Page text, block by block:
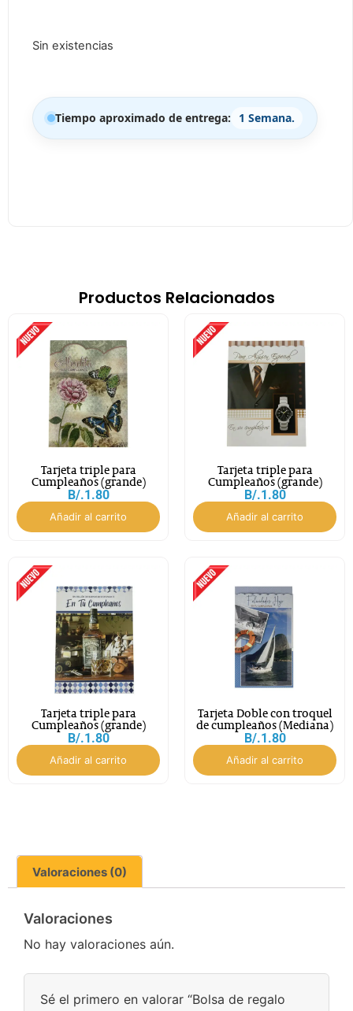
Sin existencias
Tiempo aproximado de entrega: 1 Semana.
Productos Relacionados
Tarjeta triple para
Cumpleaños (grande)
B/.1.80
Añadir al carrito
Tarjeta triple para
Cumpleaños (grande)
B/.1.80
Añadir al carrito
Tarjeta triple para
Cumpleaños (grande)
B/.1.80
Añadir al carrito
Tarjeta Doble con troquel
de cumpleaños (Mediana)
B/.1.80
Añadir al carrito
Valoraciones (0)
Valoraciones
No hay valoraciones aún.
Sé el primero en valorar “Bolsa de regalo